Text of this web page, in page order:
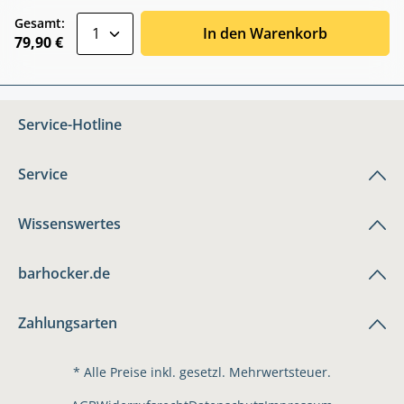
Gesamt:
79,90 € In den Warenkorb
Service-Hotline
Service
Wissenswertes
barhocker.de
Zahlungsarten
* Alle Preise inkl. gesetzl. Mehrwertsteuer.